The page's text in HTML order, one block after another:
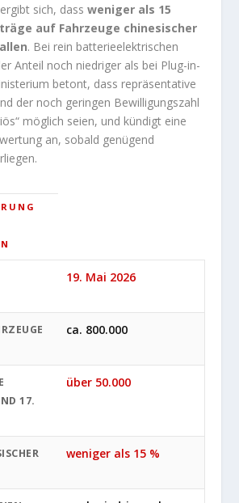
ergibt sich, dass weniger als 15
auf Fahrzeuge chinesischer
. Bei rein batterieelektrischen
Anteil noch niedriger als bei Plug-in-
betont, dass repräsentative
der noch geringen Bewilligungszahl
möglich seien, und kündigt eine
an, sobald genügend
19. Mai 2026
ca. 800.000
17.
über 50.000
weniger als 15 %